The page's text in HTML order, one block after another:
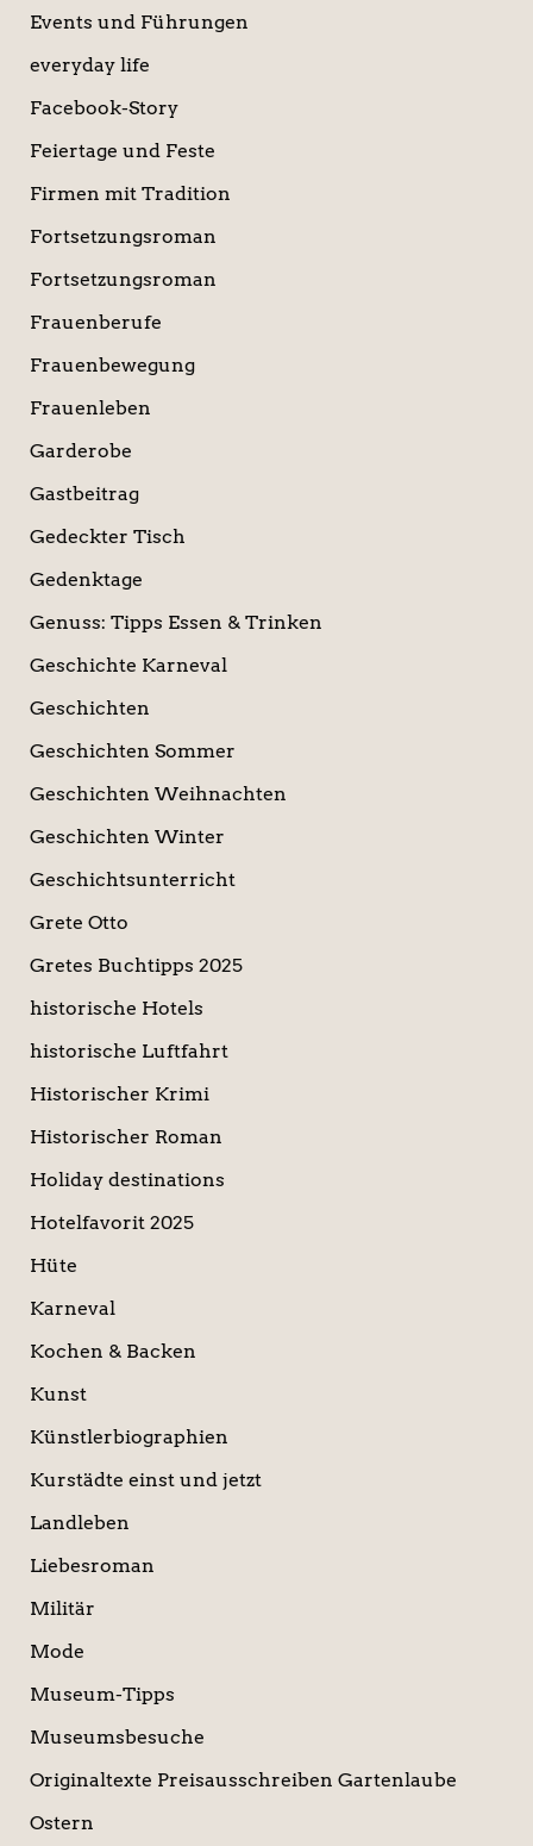
Events und Führungen
everyday life
Facebook-Story
Feiertage und Feste
Firmen mit Tradition
Fortsetzungsroman
Fortsetzungsroman
Frauenberufe
Frauenbewegung
Frauenleben
Garderobe
Gastbeitrag
Gedeckter Tisch
Gedenktage
Genuss: Tipps Essen & Trinken
Geschichte Karneval
Geschichten
Geschichten Sommer
Geschichten Weihnachten
Geschichten Winter
Geschichtsunterricht
Grete Otto
Gretes Buchtipps 2025
historische Hotels
historische Luftfahrt
Historischer Krimi
Historischer Roman
Holiday destinations
Hotelfavorit 2025
Hüte
Karneval
Kochen & Backen
Kunst
Künstlerbiographien
Kurstädte einst und jetzt
Landleben
Liebesroman
Militär
Mode
Museum-Tipps
Museumsbesuche
Originaltexte Preisausschreiben Gartenlaube
Ostern